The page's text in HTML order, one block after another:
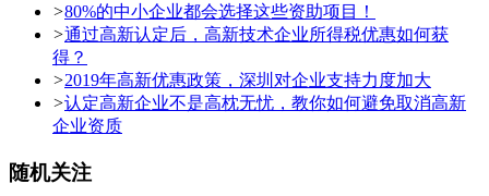
>80%的中小企业都会选择这些资助项目！
>通过高新认定后，高新技术企业所得税优惠如何获
得？
>2019年高新优惠政策，深圳对企业支持力度加大
>认定高新企业不是高枕无忧，教你如何避免取消高新
企业资质
随机关注